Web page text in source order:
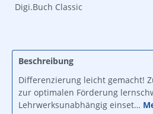
Digi.Buch Classic
Beschreibung
Differenzierung leicht gemacht!
zur optimalen Förderung
Lehrwerksunabhängig einset…